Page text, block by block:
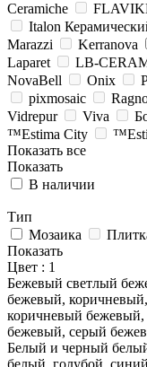
Ceramiche
Italon
Marazzi
Kerranova
Laparet
LB-
NovaBell
Onix
pixmosaic
Vidrepur
Viva
™Estima City
Показать все
Показать
В наличии
Тип
Мозаика
Показать
Цвет : 1
Бежевый светлый
бежевый,
коричневый бежевый,
бежевый, серый
Белый и черный
белый, голубой, синий